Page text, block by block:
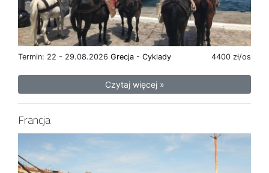
Termin: 22 - 29.08.2026 4400 zł/os
Grecja - Cyklady
Czytaj więcej »
Francja